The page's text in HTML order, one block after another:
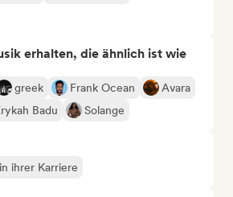
erhalten, die ähnlich ist wie
greek Frank Ocean
Avara
Badu Solange
ihrer Karriere